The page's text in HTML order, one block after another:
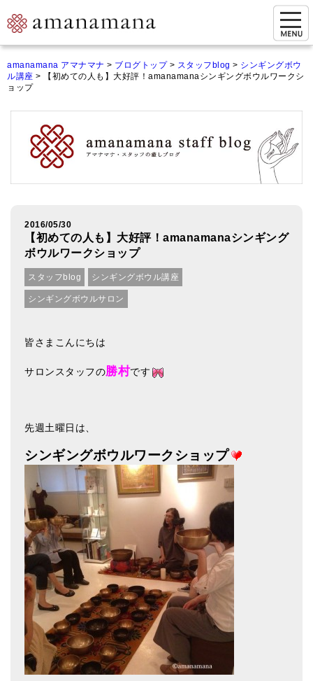
マイページ
ご来店予約（実店舗）
ご来店&購入
オンライン相談&購入
倍音呼吸法レッスン
オンラインショップ
カートを見る
商品一覧
アマナマナのシンギングボウル
チベット・シンギングボウル
マンダラ彫（黒・渋金）
人気の3点セット
お得なアマナマナ・セット
特大シンギングボウル・特殊柄
スティック・マレット・リング（台座）
アマナマナのティンシャ
プレミアム・ティンシャ（L・M）
ベーシック・ティンシャ（4種）
ティンシャケース
チベット・真マントラ香
amanamana アマナマナ > ブログトップ> スタッフblog > シンギングボウ
ル講座 >
【初めての人も】大好評！amanamanaシンギングボウルワークシ
ョップ
2016/05/30
【初めての人も】大好評！amanamanaシンギング
ボウルワークショップ
スタッフblog シンギングボウル講座
シンギングボウルサロン
皆さまこんにちは
サロンスタッフの勝村です
先週土曜日は、
シンギングボウルワークショップ